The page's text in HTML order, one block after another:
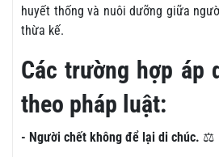
huyết thống và nuôi dưỡng giữa
thừa kế.
Các trường hợp áp
theo pháp luật:
- Người chết không để lại di chúc. ⚖️